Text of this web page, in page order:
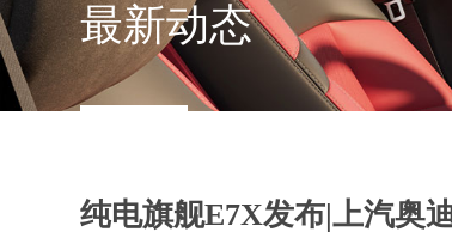
最新动态
纯电旗舰E7X发布|上汽奥